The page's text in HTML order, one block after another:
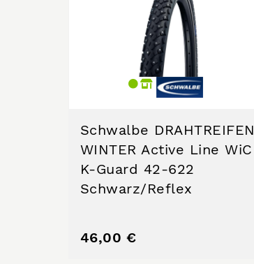
Schwalbe DRAHTREIFEN
WINTER Active Line WiC
K-Guard 42-622
Schwarz/Reflex
46,00 €